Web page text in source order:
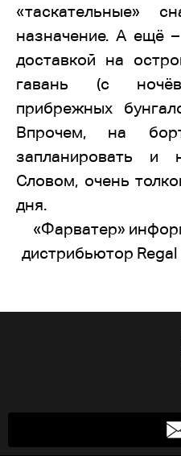
«таскательные»
назначение. А ещё
доставкой на
гавань (с
прибрежных
Впрочем, на
запланировать и
Словом, очень
дня.
«Фарватер»
дистрибьютор